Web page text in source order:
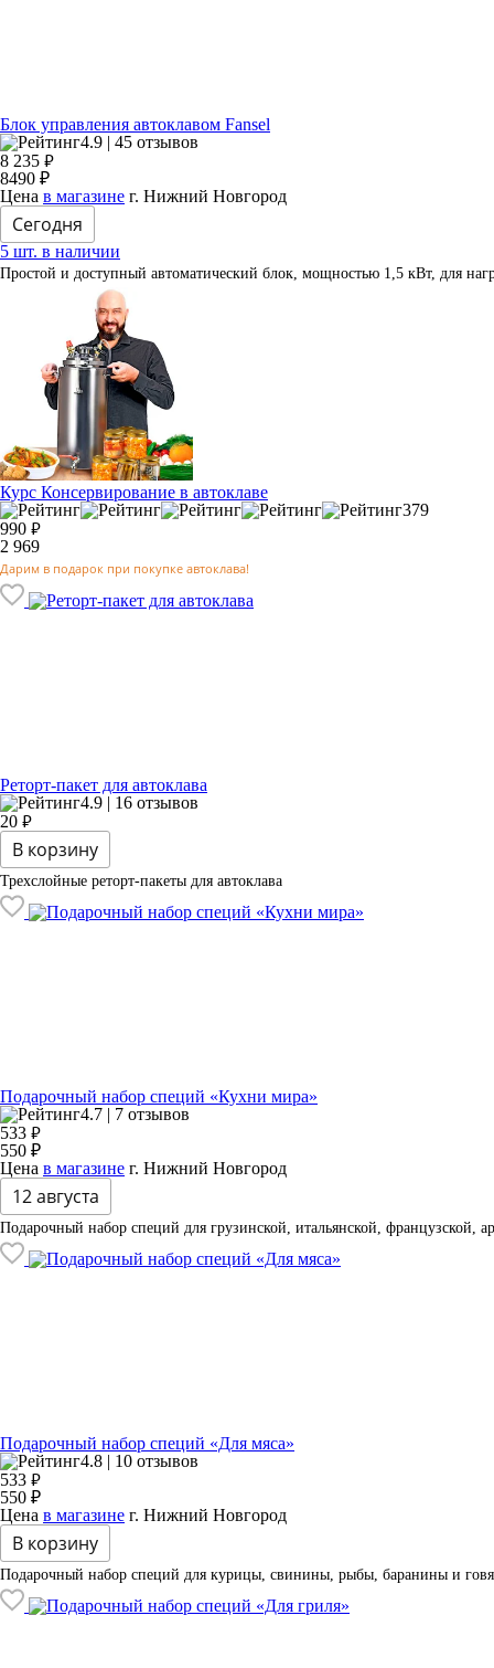
Блок управления автоклавом Fansel
4.9 | 45 отзывов
8 235 ₽
8490 ₽
Цена в магазине г. Нижний Новгород
Сегодня
5 шт. в наличии
Простой и доступный автоматический блок, мощностью 1,5 кВт, для
Курс Консервирование в автоклаве
379
990 ₽
2 969
Дарим в подарок при покупке автоклава!
Реторт-пакет для автоклава
4.9 | 16 отзывов
20 ₽
В корзину
Трехслойные реторт-пакеты для автоклава
Подарочный набор специй «Кухни мира»
4.7 | 7 отзывов
533 ₽
550 ₽
Цена в магазине г. Нижний Новгород
12 августа
Подарочный набор специй для грузинской, итальянской, французской,
Подарочный набор специй «Для мяса»
4.8 | 10 отзывов
533 ₽
550 ₽
Цена в магазине г. Нижний Новгород
В корзину
Подарочный набор специй для курицы, свинины, рыбы, баранины и